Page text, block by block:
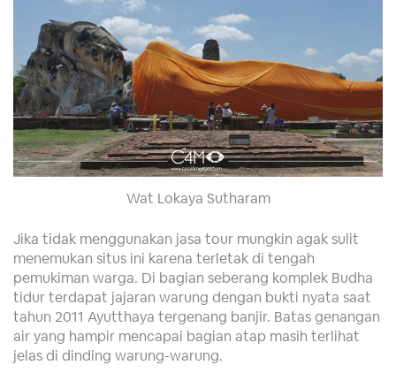
Wat Lokaya Sutharam
Jika tidak menggunakan jasa tour mungkin agak sulit
menemukan situs ini karena terletak di tengah
pemukiman warga. Di bagian seberang komplek Budha
tidur terdapat jajaran warung dengan bukti nyata saat
tahun 2011 Ayutthaya tergenang banjir. Batas genangan
air yang hampir mencapai bagian atap masih terlihat
jelas di dinding warung-warung.